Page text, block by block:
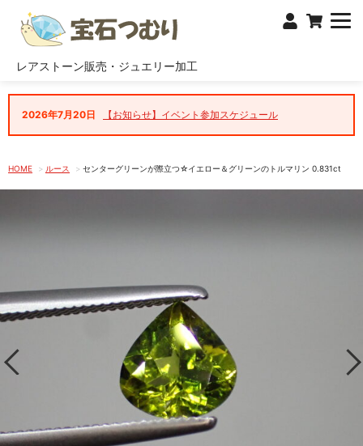
レアストーン販売・ジュエリー加工
2026年7月20日 【お知らせ】イベント参加スケジュール
HOME ルース センターグリーンが際立つ☆イエロー＆グリーンのトルマリン 0.831ct